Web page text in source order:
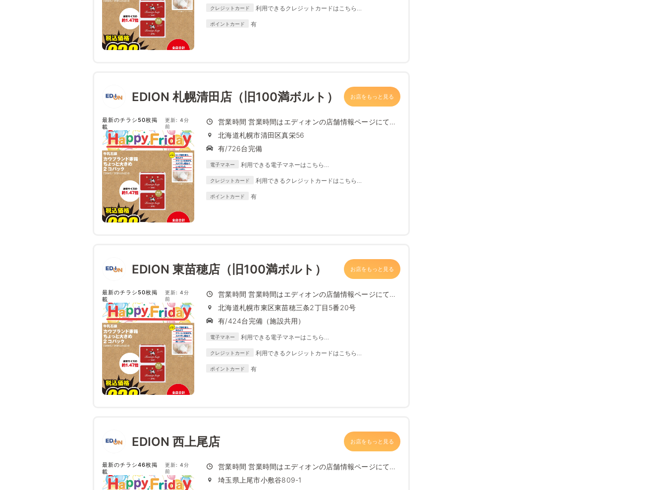
/content05/index.html
クレジットカード
利用できるクレジットカードはこちら
ポイントカード 有
EDION 札幌清田店（旧100満ボルト） お店をもっと見る
最新のチラシ50枚掲
載
更新: 4分
前
営業時間 営業時間はエディオンの店舗情報ページにて最
新情報をご確...
北海道札幌市清田区真栄56
有/726台完備
電子マネー
利用できる電子マネーはこちら
/content05/index.html
クレジットカード
利用できるクレジットカードはこちら
ポイントカード 有
EDION 東苗穂店（旧100満ボルト） お店をもっと見る
最新のチラシ50枚掲
載
更新: 4分
前
営業時間 営業時間はエディオンの店舗情報ページにて最
新情報をご確...
北海道札幌市東区東苗穂三条2丁目5番20号
有/424台完備（施設共用）
電子マネー
利用できる電子マネーはこちら
/content05/index.html
クレジットカード
利用できるクレジットカードはこちら
ポイントカード 有
EDION 西上尾店 お店をもっと見る
最新のチラシ46枚掲
載
更新: 4分
前
営業時間 営業時間はエディオンの店舗情報ページにて最
新情報をご確...
埼玉県上尾市小敷谷809-1